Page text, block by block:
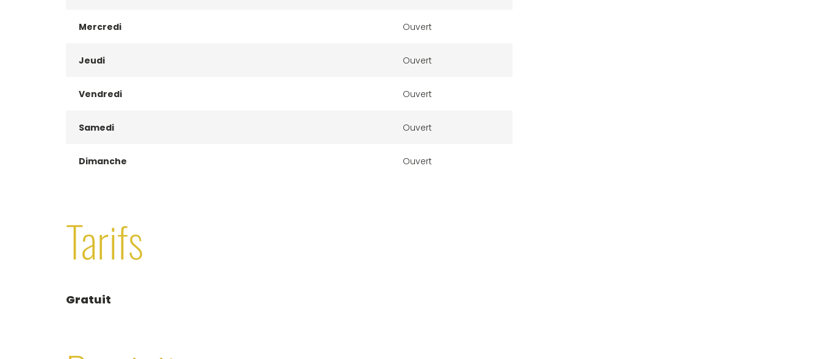
Mercredi Ouvert
Jeudi Ouvert
Vendredi Ouvert
Samedi Ouvert
Dimanche Ouvert
Tarifs
Gratuit